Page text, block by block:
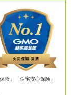
険」「住宅安心保険」